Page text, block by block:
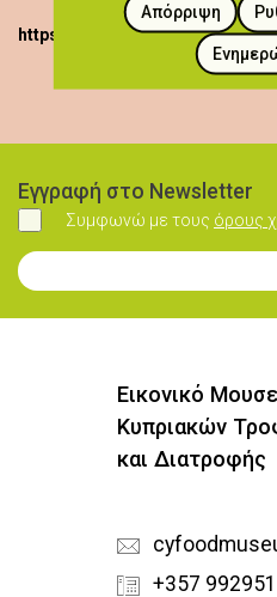
https://
Εγγραφή στο Newsletter
Συμφωνώ
Συμφωνώ με τους όρους
Εγγραφή στο Newsletter
Εικονικό
Κυπριακών
και Διατροφής
+357
Απόρριψη